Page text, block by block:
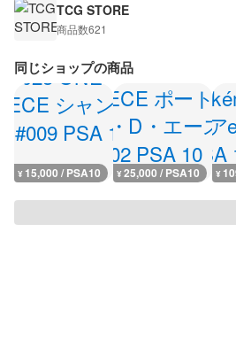
TCG STORE
商品数621
同じショップの商品
¥ 15,000 / PSA10 ¥25,000 / PSA10 ¥